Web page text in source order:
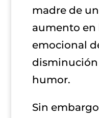
madre de
aumento en
emocional
disminución
humor.
Sin